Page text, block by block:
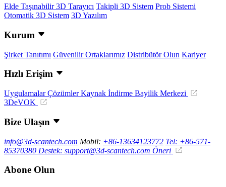
Elde Taşınabilir 3D Tarayıcı Takipli 3D Sistem Prob Sistemi
Otomatik 3D Sistem 3D Yazılım
Kurum
Şirket Tanıtımı Güvenilir Ortaklarımız Distribütör Olun Kariyer
Hızlı Erişim
UygulamalarÇözümlerKaynak İndirme Bayilik Merkezi
3DeVOK
Bize Ulaşın
info@3d-scantech.com Mobil: +86-13634123772 Tel: +86-571-
85370380 Destek: support@3d-scantech.com Öneri
Abone Olun